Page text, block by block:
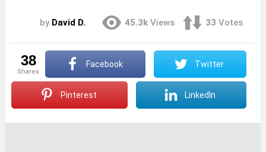
by David D. 45.3k Views 33 Votes
38
shares
Facebook Twitter
Pinterest LinkedIn